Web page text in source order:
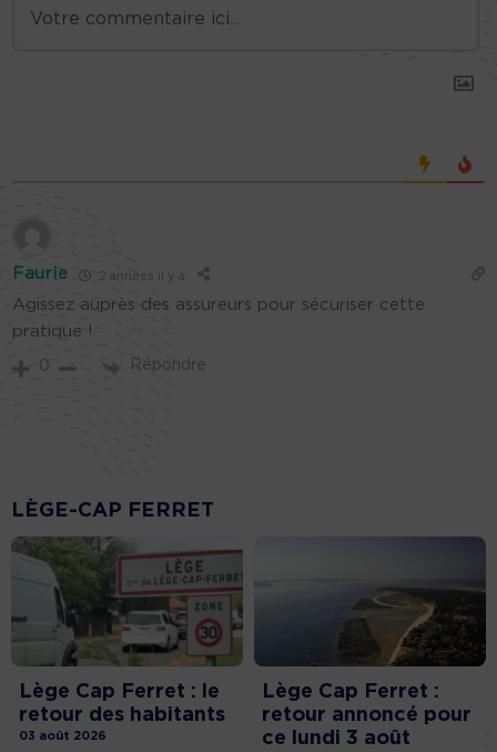
Faurie 2 années il y a
Agissez auprès des assureurs pour sécuriser cette
pratique !
0 Répondre
LÈGE-CAP FERRET
Lège Cap Ferret : le
retour des habitants
03 août 2026
Lège Cap Ferret :
retour annoncé pour
ce lundi 3 août